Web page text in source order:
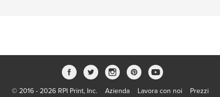
© 2016 - 2026 RPI Print, Inc. Azienda Lavora con noi Prezzi